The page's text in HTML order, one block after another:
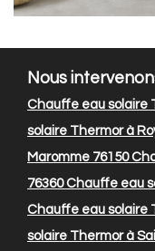
Nous
Chauffe eau solaire
solaire Thermor à
Maromme 76150
76360Chauffe eau
Chauffe eau solaire
solaire Thermor à